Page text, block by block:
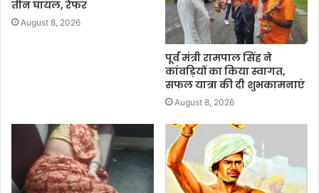
तीन घायल, रेफर
August 8, 2026
पूर्व मंत्री रामपाल सिंह ने
कांवड़ियों का किया स्वागत,
सफल यात्रा की दी शुभकामनाएं
August 8, 2026